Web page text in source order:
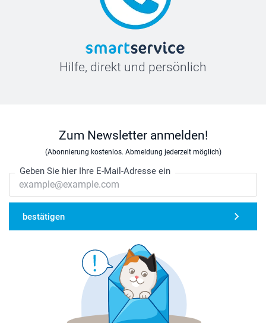
Hilfe, direkt und persönlich
Zum Newsletter anmelden!
(Abonnierung kostenlos. Abmeldung jederzeit möglich)
Geben Sie hier Ihre E-Mail-Adresse ein
bestätigen